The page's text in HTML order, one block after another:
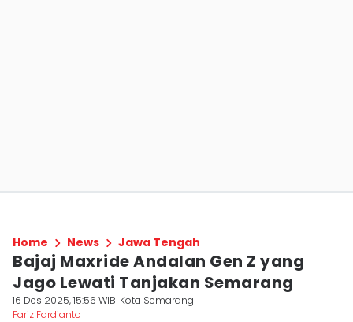
Home News Jawa Tengah
Bajaj Maxride Andalan Gen Z yang
Jago Lewati Tanjakan Semarang
16 Des 2025, 15:56 WIB Kota Semarang
Fariz Fardianto